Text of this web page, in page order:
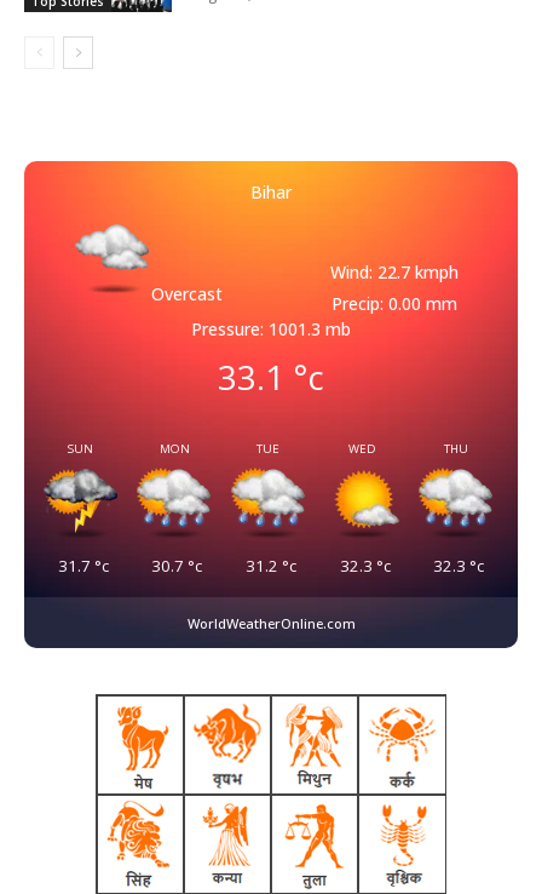
Bihar
Overcast
Wind: 22.7 kmph
Precip: 0.00 mm
Pressure: 1001.3 mb
33.1 °c
SUN
31.7 °c
MON
30.7 °c
TUE
31.2 °c
WED
32.3 °c
THU
32.3 °c
WorldWeatherOnline.com